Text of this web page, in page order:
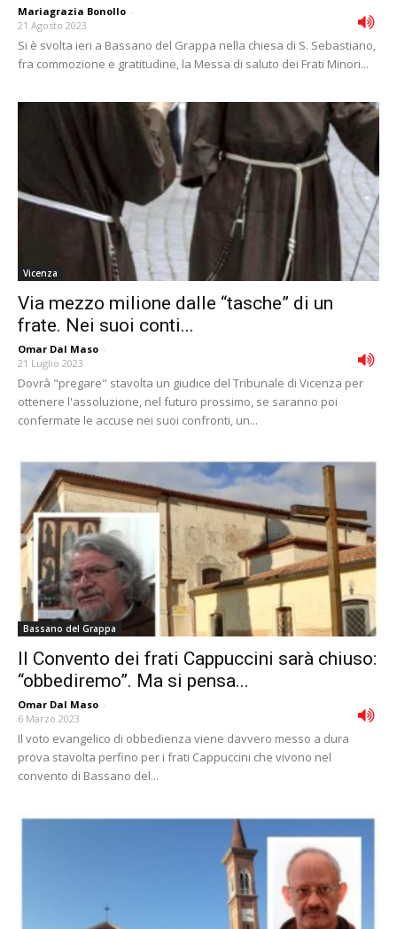
Mariagrazia Bonollo -
21 Agosto 2023
Si è svolta ieri a Bassano del Grappa nella chiesa di S. Sebastiano,
fra commozione e gratitudine, la Messa di saluto dei Frati Minori...
Vicenza
Via mezzo milione dalle “tasche” di un
frate. Nei suoi conti...
Omar Dal Maso -
21 Luglio 2023
Dovrà "pregare" stavolta un giudice del Tribunale di Vicenza per
ottenere l'assoluzione, nel futuro prossimo, se saranno poi
confermate le accuse nei suoi confronti, un...
Bassano del Grappa
Il Convento dei frati Cappuccini sarà chiuso:
“obbediremo”. Ma si pensa...
Omar Dal Maso -
6 Marzo 2023
Il voto evangelico di obbedienza viene davvero messo a dura
prova stavolta perfino per i frati Cappuccini che vivono nel
convento di Bassano del...